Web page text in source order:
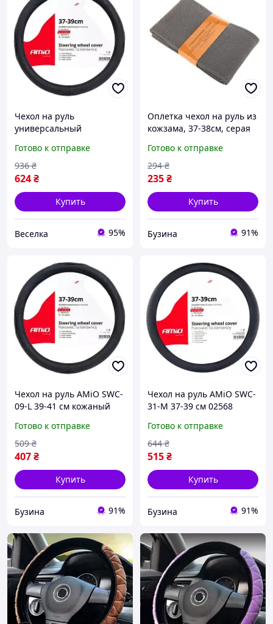
Чехол на руль
универсальный
стильный L 39-41 см для
автомобилей
комфортный и
безопасный FLAME
Готово к отправке
624₴
936 ₴
Купить
Веселка 95%
Оплетка чехол на руль из
кожзама, 37-38см, серая
Готово к отправке
235₴
294 ₴
Купить
Бузина 91%
Чехол на руль AMiO SWC-
09-L 39-41 см кожаный
автомобиля buzyna
Готово к отправке
407₴
509 ₴
Купить
Бузина 91%
Чехол на руль AMiO SWC-
31-M 37-39 см 02568
Готово к отправке
515₴
644 ₴
Купить
Бузина 91%